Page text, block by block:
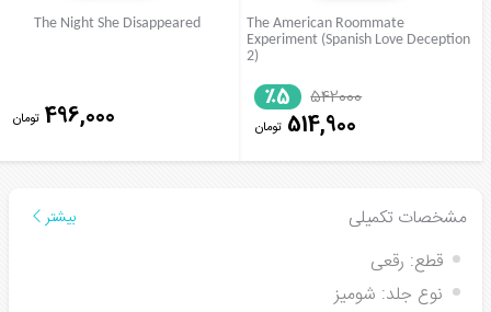
The American Roommate
Experiment (Spanish Love Deception
2)
542000
٪5
514,900 تومان
The Night She Disappeared
496,000 تومان
مشخصات تکمیلی بیشتر
قطع: رقعی
نوع جلد: شومیز